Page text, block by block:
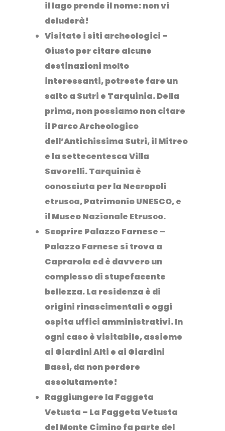
il lago prende il nome: non vi
deluderà!
Visitate i siti archeologici –
Giusto per citare alcune
destinazioni molto
interessanti, potreste fare un
salto a Sutri e Tarquinia. Della
prima, non possiamo non citare
il Parco Archeologico
dell’Antichissima Sutri, il Mitreo
e la settecentesca Villa
Savorelli. Tarquinia è
conosciuta per la Necropoli
etrusca, Patrimonio UNESCO, e
il Museo Nazionale Etrusco.
Scoprire Palazzo Farnese –
Palazzo Farnese si trova a
Caprarola ed è davvero un
complesso di stupefacente
bellezza. La residenza è di
origini rinascimentali e oggi
ospita uffici amministrativi. In
ogni caso è visitabile, assieme
ai Giardini Alti e ai Giardini
Bassi, da non perdere
assolutamente!
Raggiungere la Faggeta
Vetusta – La Faggeta Vetusta
del Monte Cimino fa parte del